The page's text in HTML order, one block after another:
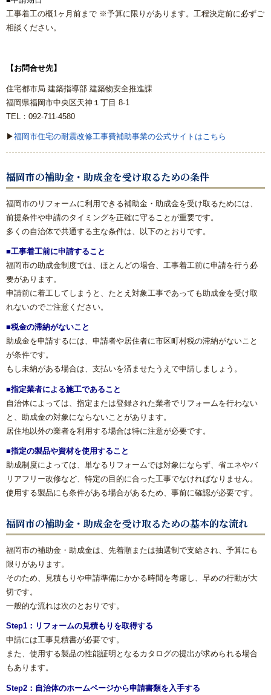
工事着工の概1ヶ月前まで ※予算に限りがあります。工程決定前に必ずご
相談ください。
【お問合せ先】
住宅都市局 建築指導部 建築物安全推進課
福岡県福岡市中央区天神１丁目 8‐1
TEL： 092-711-4580
▶福岡市住宅の耐震改修工事費補助事業の公式サイトはこちら
福岡市の補助金・助成金を受け取るための条件
福岡市のリフォームに利用できる補助金・助成金を受け取るためには、
前提条件や申請のタイミングを正確に守ることが重要です。
多くの自治体で共通する主な条件は、以下のとおりです。
■工事着工前に申請すること
福岡市の助成金制度では、ほとんどの場合、工事着工前に申請を行う必
要があります。
申請前に着工してしまうと、たとえ対象工事であっても助成金を受け取
れないのでご注意ください。
■税金の滞納がないこと
助成金を申請するには、申請者や居住者に市区町村税の滞納がないこと
が条件です。
もし未納がある場合は、支払いを済ませたうえで申請しましょう。
■指定業者による施工であること
自治体によっては、指定または登録された業者でリフォームを行わない
と、助成金の対象にならないことがあります。
居住地以外の業者を利用する場合は特に注意が必要です。
■指定の製品や資材を使用すること
助成制度によっては、単なるリフォームでは対象にならず、省エネやバ
リアフリー改修など、特定の目的に合った工事でなければなりません。
使用する製品にも条件がある場合があるため、事前に確認が必要です。
福岡市の補助金・助成金を受け取るための基本的な流れ
福岡市の補助金・助成金は、先着順または抽選制で支給され、予算にも
限りがあります。
そのため、見積もりや申請準備にかかる時間を考慮し、早めの行動が大
切です。
一般的な流れは次のとおりです。
Step1：リフォームの見積もりを取得する
申請には工事見積書が必要です。
また、使用する製品の性能証明となるカタログの提出が求められる場合
もあります。
Step2：自治体のホームページから申請書類を入手する